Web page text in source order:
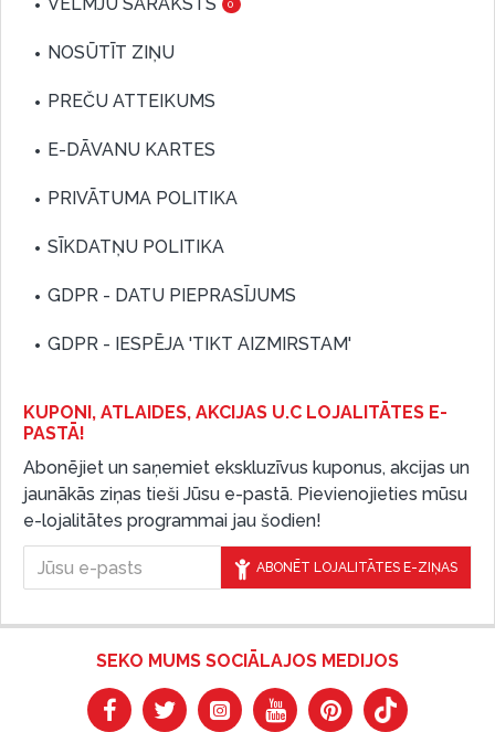
0
NOSŪTĪT ZIŅU
PREČU ATTEIKUMS
E-DĀVANU KARTES
PRIVĀTUMA POLITIKA
SĪKDATŅU POLITIKA
GDPR - DATU PIEPRASĪJUMS
GDPR - IESPĒJA 'TIKT AIZMIRSTAM'
KUPONI, ATLAIDES, AKCIJAS U.C LOJALITĀTES E-
PASTĀ!
Abonējiet un saņemiet ekskluzīvus kuponus, akcijas un
jaunākās ziņas tieši Jūsu e-pastā. Pievienojieties mūsu
e-lojalitātes programmai jau šodien!
ABONĒT LOJALITĀTES E-ZIŅAS
SEKO MUMS SOCIĀLAJOS MEDIJOS